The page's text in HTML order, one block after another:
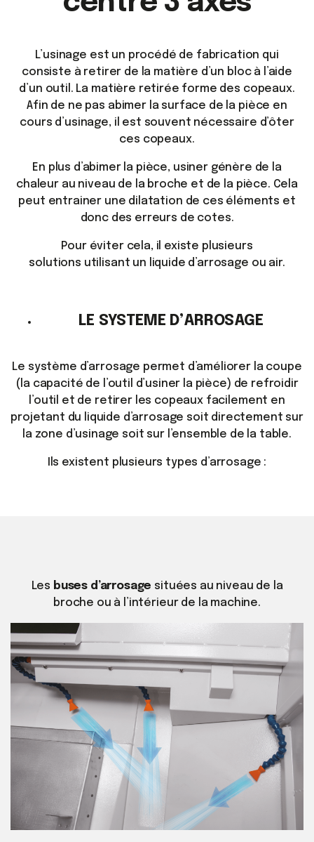
L’usinage est un procédé de fabrication qui
consiste à retirer de la matière d’un bloc à l’aide
d’un outil. La matière retirée forme des copeaux.
Afin de ne pas abimer la surface de la pièce en
cours d’usinage, il est souvent nécessaire d’ôter
ces copeaux.
En plus d’abimer la pièce, usiner génère de la
chaleur au niveau de la broche et de la pièce. Cela
peut entrainer une dilatation de ces éléments et
donc des erreurs de cotes.
Pour éviter cela, il existe plusieurs
solutions utilisant un liquide d’arrosage ou air.
LE SYSTEME D’ARROSAGE
Le système d’arrosage permet d’améliorer la coupe
(la capacité de l’outil d’usiner la pièce) de refroidir
l’outil et de retirer les copeaux facilement en
projetant du liquide d’arrosage soit directement sur
la zone d’usinage soit sur l’ensemble de la table.
Ils existent plusieurs types d’arrosage :
Les buses d’arrosage situées au niveau de la
broche ou à l’intérieur de la machine.